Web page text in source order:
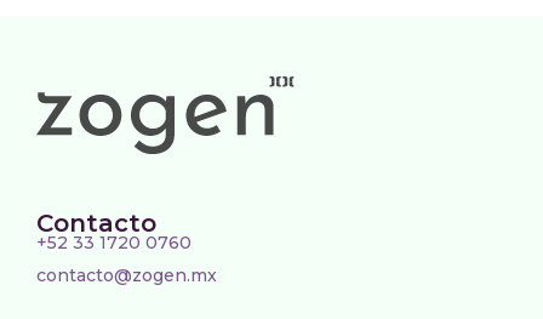
Contacto
+52 33 1720 0760
contacto@zogen.mx